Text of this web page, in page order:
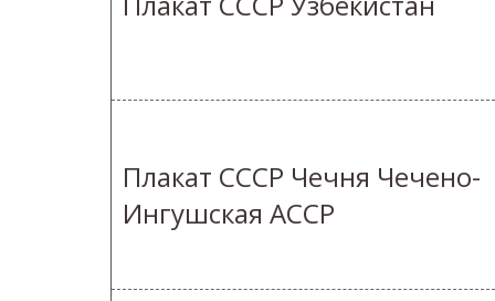
Плакат СССР Чечня Чечено-
Ингушская АССР